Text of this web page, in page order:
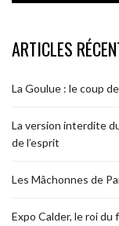
ARTICLES
La Goulue : le coup
La version interdite
de l’esprit
Les Mâchonnes de
Expo Calder, le roi du